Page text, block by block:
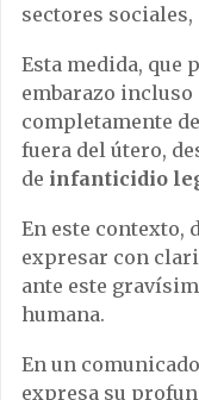
sectores
Esta medida,
embarazo incluso
completamente
fuera del útero,
de infanticidio
En este contexto,
expresar con
ante este
humana.
En un
expresa su